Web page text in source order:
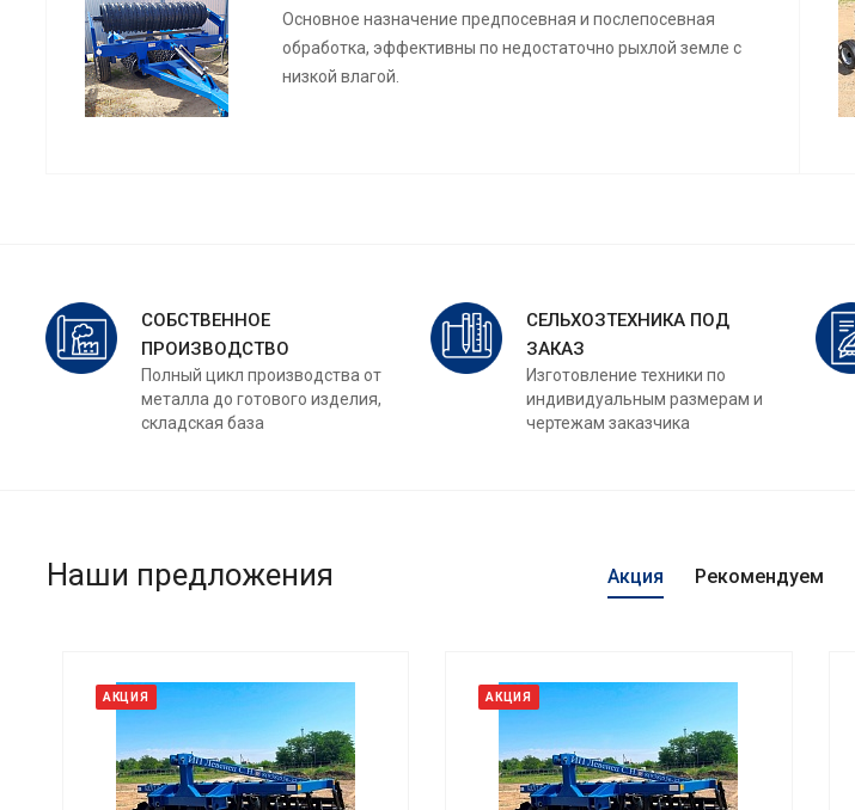
Основное назначение предпосевная и послепосевная
обработка, эффективны по недостаточно рыхлой земле с
низкой влагой.
СОБСТВЕННОЕ
ПРОИЗВОДСТВО
Полный цикл производства от
металла до готового изделия,
складская база
СЕЛЬХОЗТЕХНИКА ПОД
ЗАКАЗ
Изготовление техники по
индивидуальным размерам и
чертежам заказчика
Наши предложения Акция Рекомендуем
АКЦИЯ АКЦИЯ